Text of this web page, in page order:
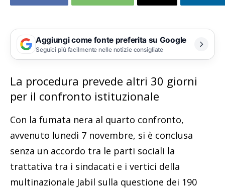
Aggiungi come fonte preferita su Google
Seguici più facilmente nelle notizie consigliate
La procedura prevede altri 30 giorni
per il confronto istituzionale
Con la fumata nera al quarto confronto,
avvenuto lunedì 7 novembre, si è conclusa
senza un accordo tra le parti sociali la
trattativa tra i sindacati e i vertici della
multinazionale Jabil sulla questione dei 190